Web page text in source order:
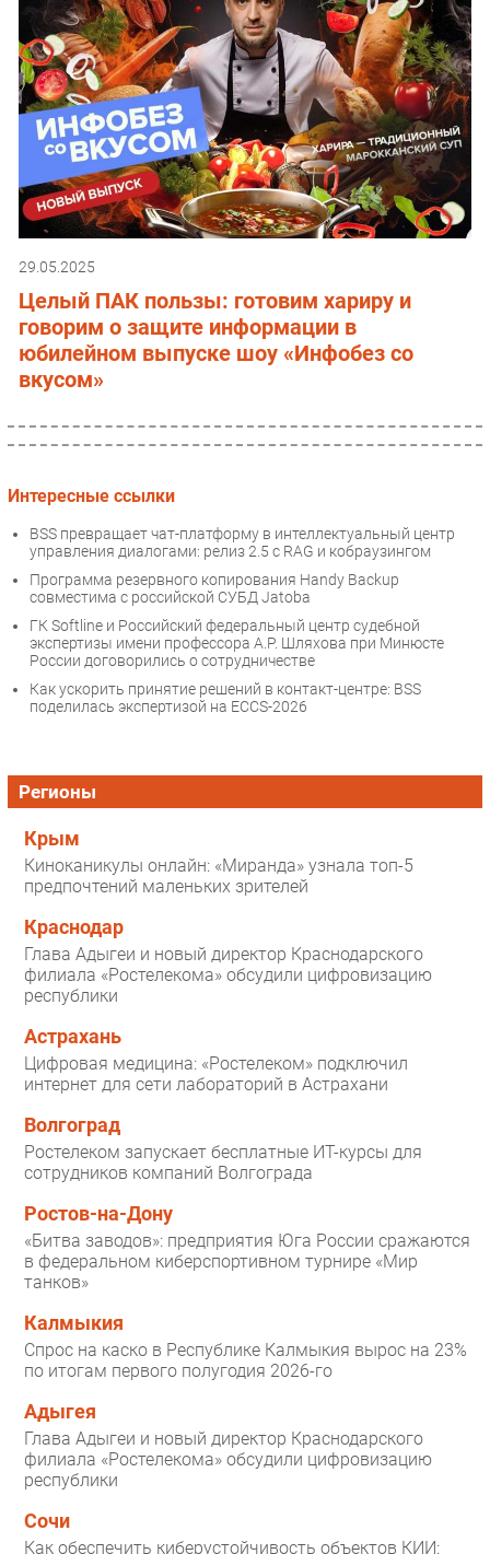
29.05.2025
Целый ПАК пользы: готовим хариру и
говорим о защите информации в
юбилейном выпуске шоу «Инфобез со
вкусом»
Интересные ссылки
BSS превращает чат-платформу в интеллектуальный центр
управления диалогами: релиз 2.5 с RAG и кобраузингом
Программа резервного копирования Handy Backup
совместима с российской СУБД Jatoba
ГК Softline и Российский федеральный центр судебной
экспертизы имени профессора А.Р. Шляхова при Минюсте
России договорились о сотрудничестве
Как ускорить принятие решений в контакт-центре: BSS
поделилась экспертизой на ECCS-2026
Регионы
Крым
Киноканикулы онлайн: «Миранда» узнала топ-5
предпочтений маленьких зрителей
Краснодар
Глава Адыгеи и новый директор Краснодарского
филиала «Ростелекома» обсудили цифровизацию
республики
Астрахань
Цифровая медицина: «Ростелеком» подключил
интернет для сети лабораторий в Астрахани
Волгоград
Ростелеком запускает бесплатные ИТ-курсы для
сотрудников компаний Волгограда
Ростов-на-Дону
«Битва заводов»: предприятия Юга России сражаются
в федеральном киберспортивном турнире «Мир
танков»
Калмыкия
Спрос на каско в Республике Калмыкия вырос на 23%
по итогам первого полугодия 2026-го
Адыгея
Глава Адыгеи и новый директор Краснодарского
филиала «Ростелекома» обсудили цифровизацию
республики
Сочи
Как обеспечить киберустойчивость объектов КИИ: